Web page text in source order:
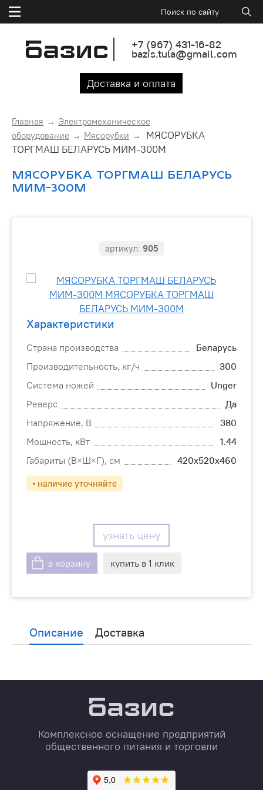
+7 (967) 431-16-82
bazis.tula@gmail.com
Доставка и оплата
Главная
Электромеханическое
оборудование
Мясорубки
МЯСОРУБКА
ТОРГМАШ БЕЛАРУСЬ МИМ-300М
МЯСОРУБКА ТОРГМАШ БЕЛАРУСЬ
МИМ-300М
артикул: 905
Характеристики
Страна производства
Беларусь
Производительность, кг/ч
300
Система ножей
Unger
Реверс
Да
Напряжение, В
380
Мощность, кВт
1.44
Габариты (В×Ш×Г), см
420х520х460
• наличие уточняйте
узнать цену
в корзину купить в 1 клик
Описание Доставка
Комплексное оснащение предприятий
общественного питания и торговли